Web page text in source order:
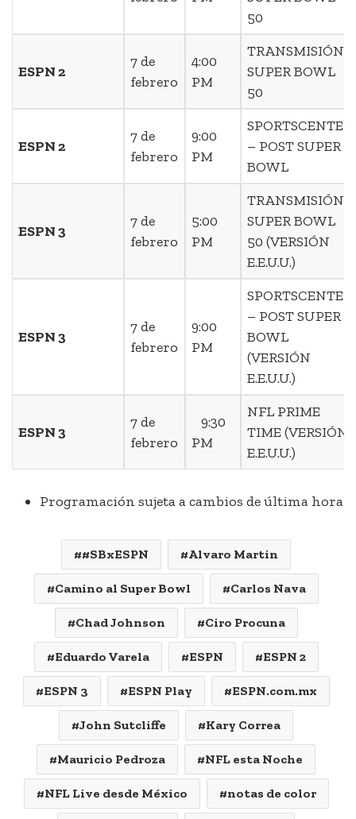
50
ESPN 2
7 de
febrero
4:00
PM
TRANSMISIÓN
SUPER BOWL
50
ESPN 2
7 de
febrero
9:00
PM
SPORTSCENTER
– POST SUPER
BOWL
ESPN 3
7 de
febrero
5:00
PM
TRANSMISIÓN
SUPER BOWL
50 (VERSIÓN
E.E.U.U.)
ESPN 3
7 de
febrero
9:00
PM
SPORTSCENTER
– POST SUPER
BOWL
(VERSIÓN
E.E.U.U.)
ESPN 3
7 de
febrero
9:30
PM
NFL PRIME
TIME (VERSIÓN
E.E.U.U.)
Programación sujeta a cambios de última hora
#SBxESPN Alvaro Martin
Camino al Super Bowl Carlos Nava
Chad Johnson Ciro Procuna
Eduardo Varela ESPN ESPN 2
ESPN 3 ESPN Play ESPN.com.mx
John Sutcliffe Kary Correa
Mauricio Pedroza NFL esta Noche
NFL Live desde México notas de color